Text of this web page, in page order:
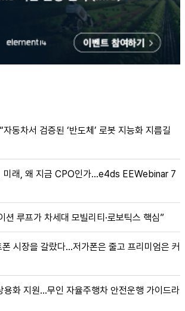
동차서 검증된 ‘반도체’ 로봇 지능화 지름길
미래, 왜 지금 CPO인가…e4ds EEWebinar 7
션 루프가 차세대 모빌리티·로보틱스 핵심”
폰 시장을 갈랐다…저가폰은 줄고 프리미엄은 커
용화 지원…무인 자율주행차 안전운행 가이드라